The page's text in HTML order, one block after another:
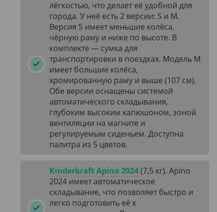
лёгкостью, что делает её удобной для
города. У неё есть 2 версии: S и M.
Версия S имеет меньшие колёса,
чёрную раму и ниже по высоте. В
комплекте — сумка для
транспортировки в поездках. Модель M
имеет большие колёса,
хромированную раму и выше (107 см).
Обе версии оснащены системой
автоматического складывания,
глубоким высоким капюшоном, зоной
вентиляции на магните и
регулируемым сиденьем. Доступна
палитра из 5 цветов.
Kinderkraft Apino 2024(7,5 кг). Apino
2024 имеет автоматическое
складывание, что позволяет быстро и
легко подготовить её к